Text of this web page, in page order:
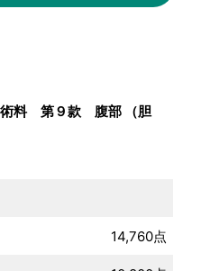
料 第９款 腹部 （胆
14,760点